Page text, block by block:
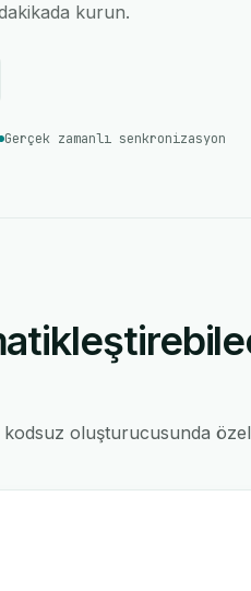
kurun.
Gerçek zamanlı senkronizasyon
oluşturucusunda